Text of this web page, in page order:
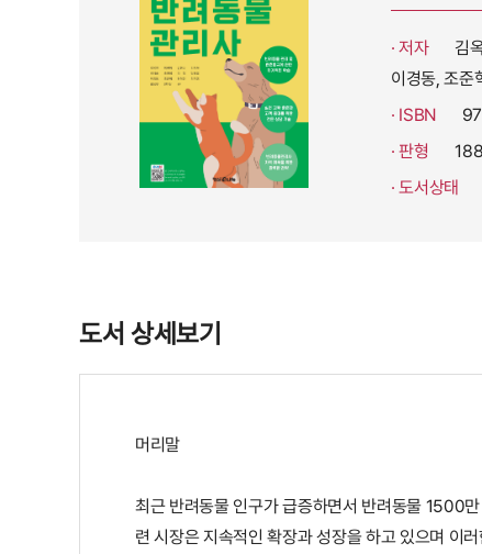
· 저자
김
이경동, 조준
· ISBN
· 판형
· 도서상태
도서 상세보기
머리말
최근 반려동물 인구가 급증하면서 반려동물 1500
련 시장은 지속적인 확장과 성장을 하고 있으며 이